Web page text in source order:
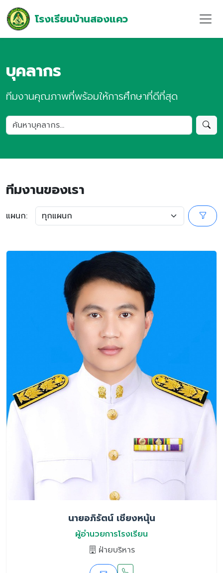
โรงเรียนบ้านสองแคว
บุคลากร
ทีมงานคุณภาพที่พร้อมให้การศึกษาที่ดีที่สุด
ทีมงานของเรา
แผนก:
นายอภิรัตน์ เชียงหนุ้น
ผู้อำนวยการโรงเรียน
ฝ่ายบริหาร